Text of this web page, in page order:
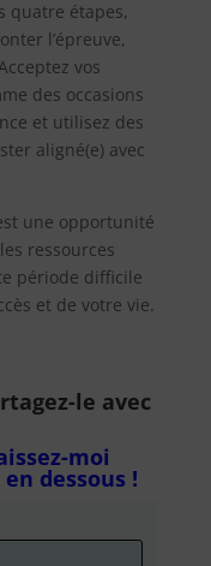
quatre étapes,
l’épreuve,
vos
des occasions
et utilisez des
aligné(e) avec
une opportunité
ressources
période difficile
et de votre vie.
le avec
moi
dessous !